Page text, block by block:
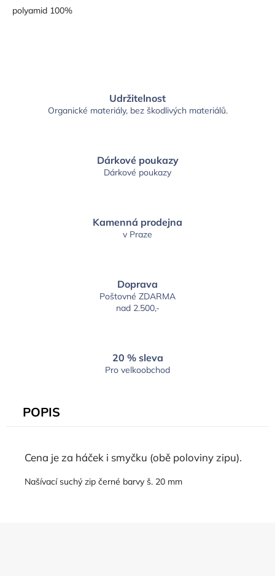
polyamid 100%
Udržitelnost
Organické materiály, bez škodlivých materiálů.
Dárkové poukazy
Dárkové poukazy
Kamenná prodejna
v Praze
Doprava
Poštovné ZDARMA
nad 2.500,-
20 % sleva
Pro velkoobchod
POPIS
Cena je za háček i smyčku (obě poloviny zipu).
Našívací suchý zip černé barvy š. 20 mm